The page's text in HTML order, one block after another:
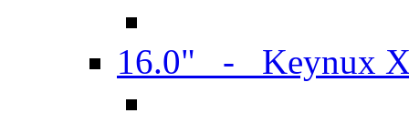
16.0" - Keynux